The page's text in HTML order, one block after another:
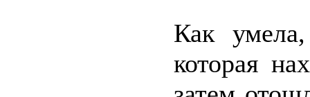
Как
которая